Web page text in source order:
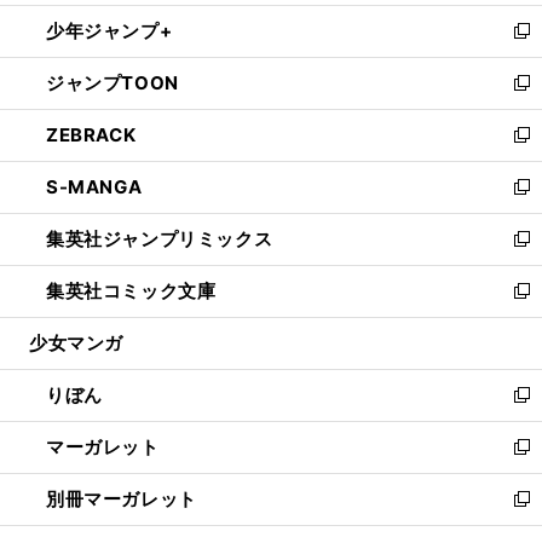
開
く
ウ
で
開
く
ン
ド
ウ
で
開
く
ウ
ィ
ン
ド
ウ
で
開
く
し
い
ウ
ィ
ン
ド
ウ
で
開
く
少年ジャンプ+
新
し
い
ウ
ィ
ン
ド
ウ
で
開
く
ジャンプTOON
新
し
い
ウ
ィ
ン
ド
ウ
で
開
ZEBRACK
新
し
い
ウ
ィ
ン
ド
ウ
開
く
S-MANGA
新
し
い
ウ
ィ
ン
ウ
で
開
く
集英社ジャンプリミックス
新
し
い
ウ
ン
ド
ウ
で
開
く
集英社コミック文庫
新
し
ウ
ィ
ン
ド
ウ
で
開
少女マンガ
りぼん
新
し
い
ウ
ィ
ン
マーガレット
新
し
い
ウ
別冊マーガレット
新
し